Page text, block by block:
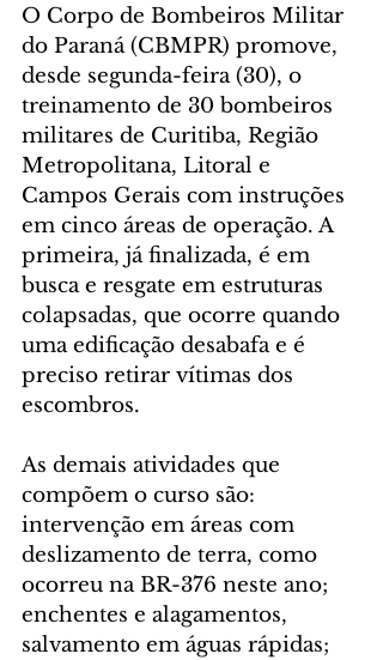
O Corpo de Bombeiros Militar
do Paraná (CBMPR) promove,
desde segunda-feira (30), o
treinamento de 30 bombeiros
militares de Curitiba, Região
Metropolitana, Litoral e
Campos Gerais com instruções
em cinco áreas de operação. A
primeira, já finalizada, é em
busca e resgate em estruturas
colapsadas, que ocorre quando
uma edificação desabafa e é
preciso retirar vítimas dos
escombros.
As demais atividades que
compõem o curso são:
intervenção em áreas com
deslizamento de terra, como
ocorreu na BR-376 neste ano;
enchentes e alagamentos,
salvamento em águas rápidas;